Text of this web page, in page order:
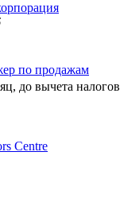
по продажам
до вычета налогов
Centre